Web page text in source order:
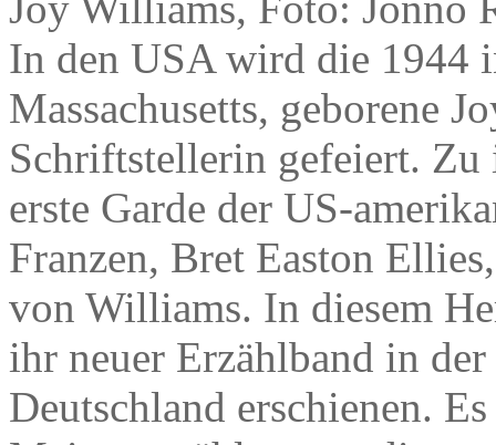
In den USA wird die 1944
Massachusetts, geborene
Schriftstellerin gefeiert. Zu
erste Garde der US-
Franzen, Bret Easton
von Williams. In diesem
ihr neuer Erzählband in
Deutschland erschienen.